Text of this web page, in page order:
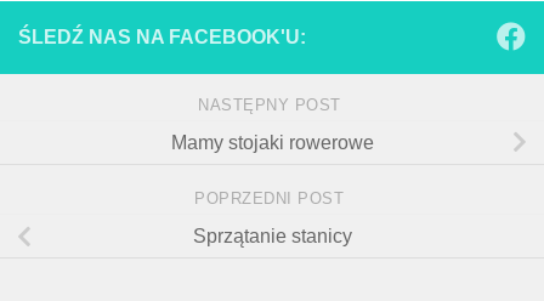
ŚLEDŹ NAS NA FACEBOOK'U:
NASTĘPNY POST
Mamy stojaki rowerowe
POPRZEDNI POST
Sprzątanie stanicy